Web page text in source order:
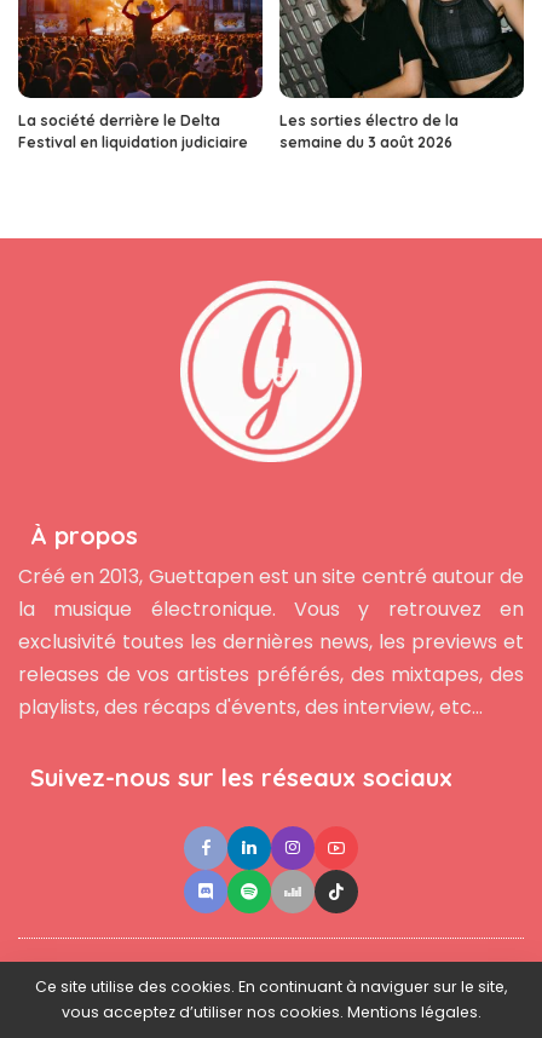
La société derrière le Delta
Festival en liquidation judiciaire
Les sorties électro de la
semaine du 3 août 2026
À propos
Créé en 2013, Guettapen est un site centré autour de
la musique électronique. Vous y retrouvez en
exclusivité toutes les dernières news, les previews et
releases de vos artistes préférés, des mixtapes, des
playlists, des récaps d'évents, des interview, etc...
Suivez-nous sur les réseaux sociaux
Contact ●Newsletter ● L'équipe ● Mentions légales
Ce site utilise des cookies. En continuant à naviguer sur le site,
vous acceptez d’utiliser nos cookies. Mentions légales.